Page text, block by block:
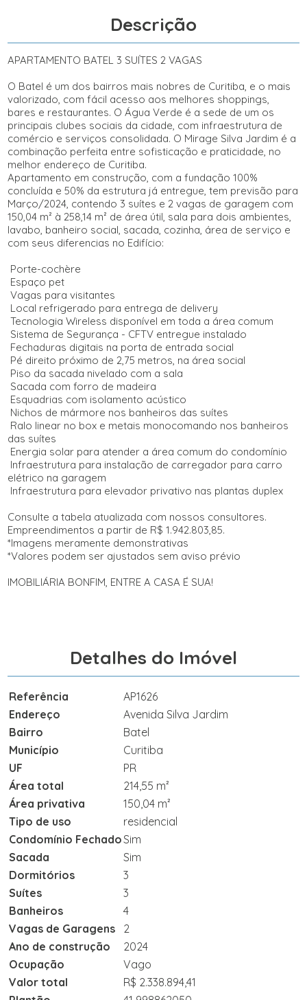
Descrição
APARTAMENTO BATEL 3 SUÍTES 2 VAGAS
O Batel é um dos bairros mais nobres de Curitiba, e o mais
valorizado, com fácil acesso aos melhores shoppings,
bares e restaurantes. O Água Verde é a sede de um os
principais clubes sociais da cidade, com infraestrutura de
comércio e serviços consolidada. O Mirage Silva Jardim é a
combinação perfeita entre sofisticação e praticidade, no
melhor endereço de Curitiba.
Apartamento em construção, com a fundação 100%
concluída e 50% da estrutura já entregue, tem previsão para
Março/2024, contendo 3 suítes e 2 vagas de garagem com
150,04 m² à 258,14 m² de área útil, sala para dois ambientes,
lavabo, banheiro social, sacada, cozinha, área de serviço e
com seus diferencias no Edifício:
Porte-cochère
Espaço pet
Vagas para visitantes
Local refrigerado para entrega de delivery
Tecnologia Wireless disponível em toda a área comum
Sistema de Segurança - CFTV entregue instalado
Fechaduras digitais na porta de entrada social
Pé direito próximo de 2,75 metros, na área social
Piso da sacada nivelado com a sala
Sacada com forro de madeira
Esquadrias com isolamento acústico
Nichos de mármore nos banheiros das suítes
Ralo linear no box e metais monocomando nos banheiros
das suítes
Energia solar para atender a área comum do condomínio
Infraestrutura para instalação de carregador para carro
elétrico na garagem
Infraestrutura para elevador privativo nas plantas duplex
Consulte a tabela atualizada com nossos consultores.
Empreendimentos a partir de R$ 1.942.803,85.
*Imagens meramente demonstrativas
*Valores podem ser ajustados sem aviso prévio
IMOBILIÁRIA BONFIM, ENTRE A CASA É SUA!
Detalhes do Imóvel
Referência
AP1626
Endereço
Avenida Silva Jardim
Bairro
Batel
Município
Curitiba
UF
PR
Área total
214,55 m²
Área privativa
150,04 m²
Tipo de uso
residencial
Condomínio FechadoSim
Sacada
Sim
Dormitórios
3
Suítes
3
Banheiros
4
Vagas de Garagens
2
Ano de construção
2024
Ocupação
Vago
Valor total
R$ 2.338.894,41